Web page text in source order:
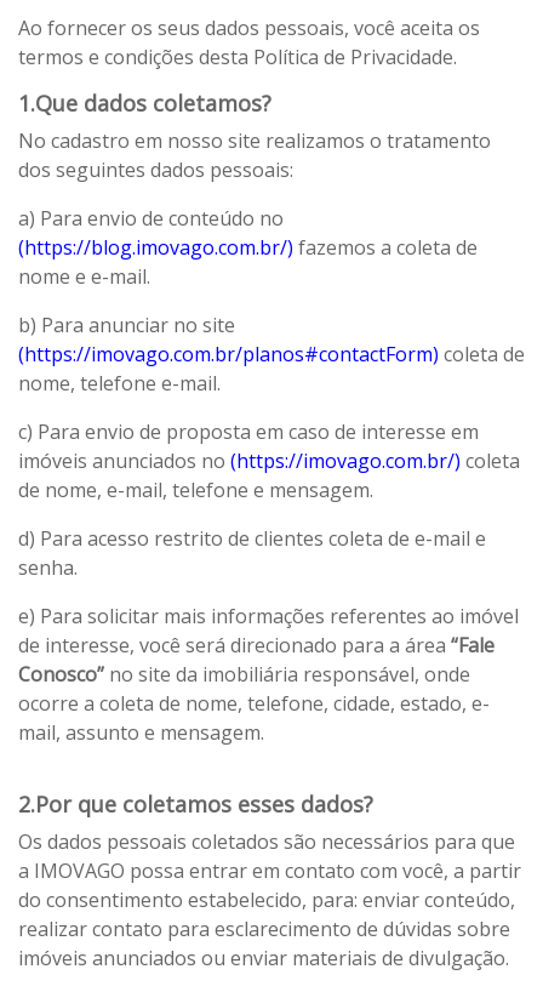
Ao fornecer os seus dados pessoais, você aceita os
termos e condições desta Política de Privacidade.
1.Que dados coletamos?
No cadastro em nosso site realizamos o tratamento
dos seguintes dados pessoais:
a) Para envio de conteúdo no
(https://blog.imovago.com.br/) fazemos a coleta de
nome e e-mail.
b) Para anunciar no site
(https://imovago.com.br/planos#contactForm) coleta de
nome, telefone e-mail.
c) Para envio de proposta em caso de interesse em
imóveis anunciados no (https://imovago.com.br/) coleta
de nome, e-mail, telefone e mensagem.
d) Para acesso restrito de clientes coleta de e-mail e
senha.
e) Para solicitar mais informações referentes ao imóvel
de interesse, você será direcionado para a área “Fale
Conosco” no site da imobiliária responsável, onde
ocorre a coleta de nome, telefone, cidade, estado, e-
mail, assunto e mensagem.
2.Por que coletamos esses dados?
Os dados pessoais coletados são necessários para que
a IMOVAGO possa entrar em contato com você, a partir
do consentimento estabelecido, para: enviar conteúdo,
realizar contato para esclarecimento de dúvidas sobre
imóveis anunciados ou enviar materiais de divulgação.